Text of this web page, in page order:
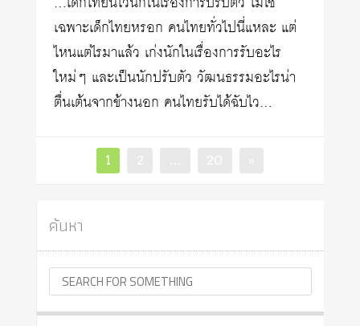
เฉพาะเด็กไทยหรอก คนไทยทั่วไปนี่แหละ แต่
ไหนแต่ไรมาแล้ว เก่งนักในเรื่องการรับอะไร
ใหม่ๆ และเป็นนักปรับตัว วัฒนธรรมอะไรน่า
ตื่นเต้นจากข้างนอก คนไทยรับได้ฉับไว…
pagination
Page
1
ค้นหา